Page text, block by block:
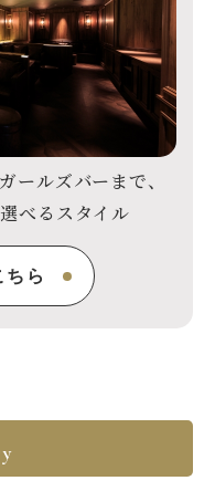
ールズバーまで、
べるスタイル
ら